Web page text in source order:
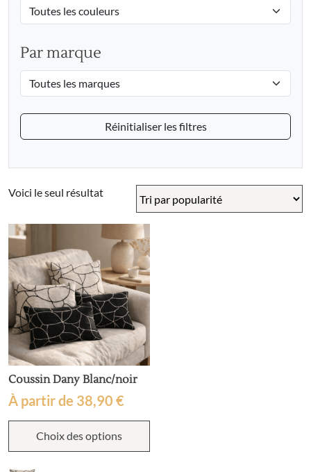
Par marque
Réinitialiser les filtres
Voici le seul résultat
Coussin Dany Blanc/noir
À partir de 38,90 €
Choix des options
Ce
a